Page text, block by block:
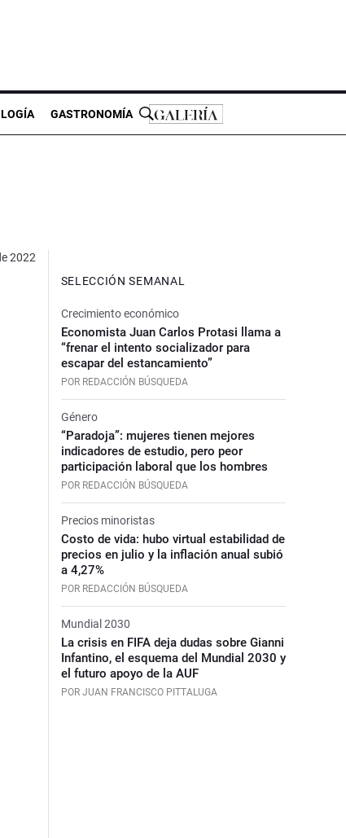
GASTRONOMÍA
2022
SELECCIÓN SEMANAL
Crecimiento económico
Economista Juan Carlos Protasi llama a
“frenar el intento socializador para
escapar del estancamiento”
POR REDACCIÓN BÚSQUEDA
Género
“Paradoja”: mujeres tienen mejores
indicadores de estudio, pero peor
participación laboral que los hombres
POR REDACCIÓN BÚSQUEDA
Precios minoristas
Costo de vida: hubo virtual estabilidad de
precios en julio y la inflación anual subió
a 4,27%
POR REDACCIÓN BÚSQUEDA
Mundial 2030
La crisis en FIFA deja dudas sobre Gianni
Infantino, el esquema del Mundial 2030 y
el futuro apoyo de la AUF
POR JUAN FRANCISCO PITTALUGA